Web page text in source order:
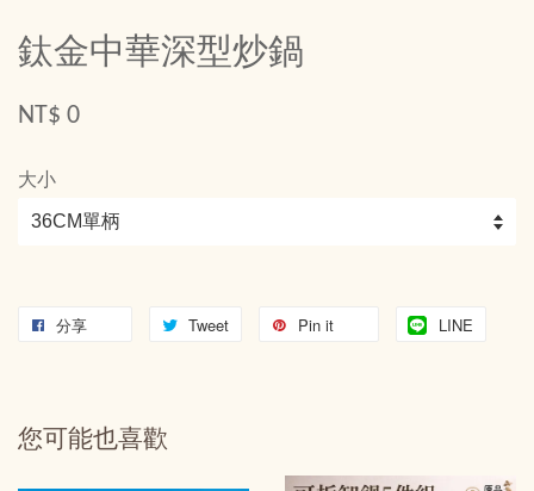
鈦金中華深型炒鍋
NT$ 0
大小
分享 Tweet Pin it LINE
您可能也喜歡